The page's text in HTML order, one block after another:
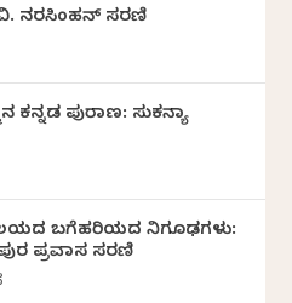
ನರಸಿಂಹನ್‌‌ ಸರಣಿ
ಪುರಾಣ: ಸುಕನ್ಯಾ
ಬಗೆಹರಿಯದ ನಿಗೂಢಗಳು:
ಪ್ರವಾಸ ಸರಣಿ